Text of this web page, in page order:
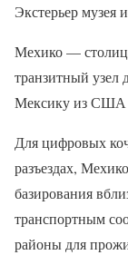
Экстерьер музея
Мехико —
транзитный узел
Мексику из
Для цифровых
разъездах,
базирования
транспортным
районы для